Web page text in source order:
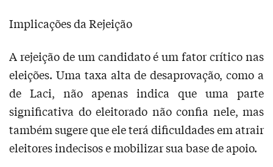
Implicações da Rejeição
A rejeição de um candidato é um fator crítico nas
eleições. Uma taxa alta de desaprovação, como a
de Laci, não apenas indica que uma parte
significativa do eleitorado não confia nele, mas
também sugere que ele terá dificuldades em atrair
eleitores indecisos e mobilizar sua base de apoio.